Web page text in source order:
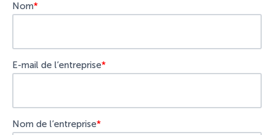
Nom*
E-mail de l’entreprise*
Nom de l’entreprise*